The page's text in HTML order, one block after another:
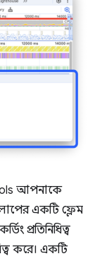
আপনাকে
একটি ফ্লেম
প্রতিনিধিত্ব
করে। একটি